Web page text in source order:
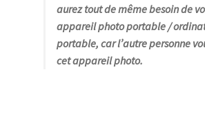
aurez tout de même besoin de
appareil photo portable /
portable, car l’autre personne
cet appareil photo.